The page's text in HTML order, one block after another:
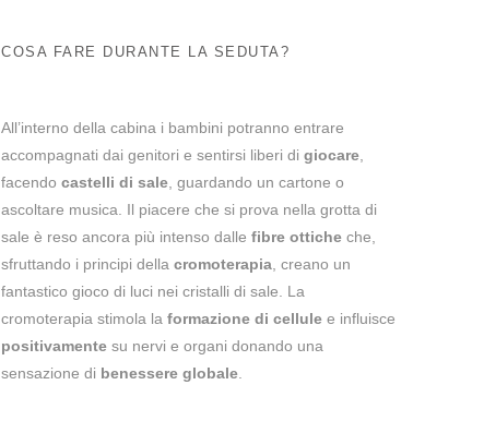
COSA FARE DURANTE LA SEDUTA?
All’interno della cabina i bambini potranno entrare
accompagnati dai genitori e sentirsi liberi di giocare,
facendo castelli di sale, guardando un cartone o
ascoltare musica. Il piacere che si prova nella grotta di
sale è reso ancora più intenso dalle fibre ottiche che,
sfruttando i principi della cromoterapia, creano un
fantastico gioco di luci nei cristalli di sale. La
cromoterapia stimola la formazione di cellule e influisce
positivamente su nervi e organi donando una
sensazione di benessere globale.